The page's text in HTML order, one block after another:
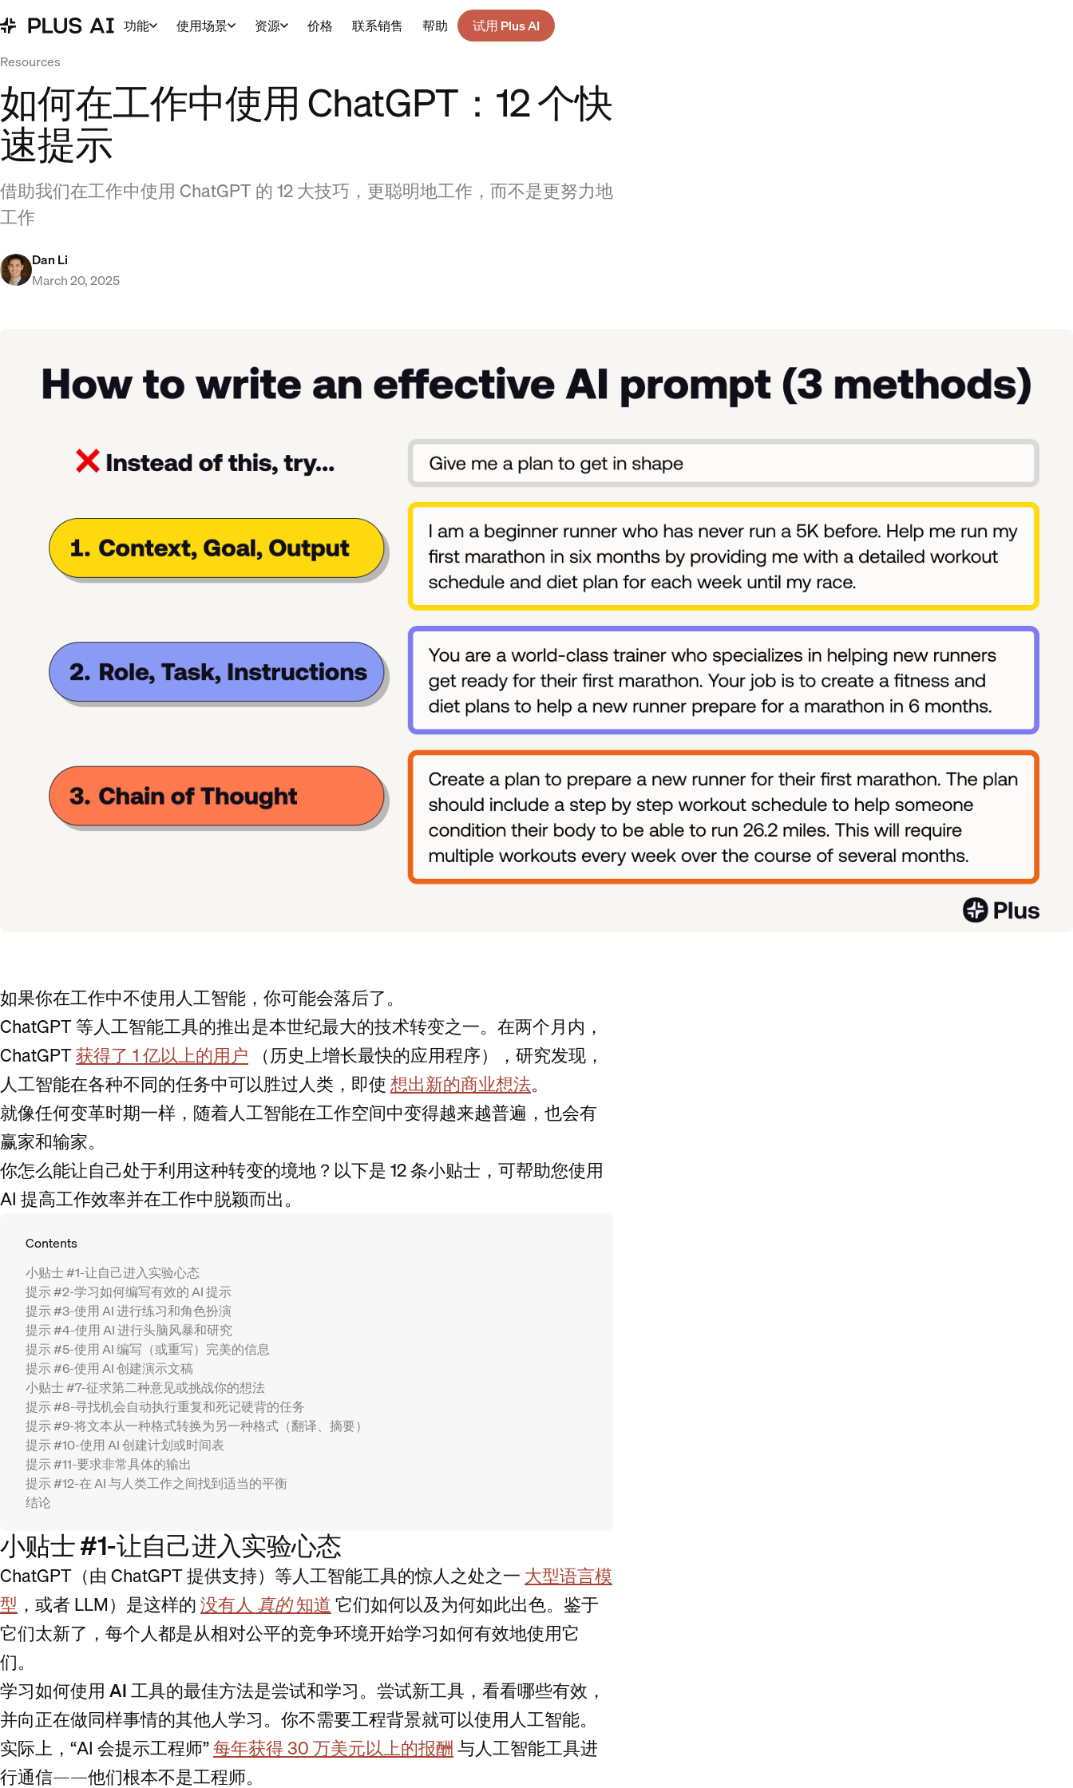
功能 使用场景 资源 价格 联系销售 帮助
试用 Plus AI
Resources
如何在工作中使用 ChatGPT：12 个快
速提示
借助我们在工作中使用 ChatGPT 的 12 大技巧，更聪明地工作，而不是更努力地
工作
Dan Li
March 20, 2025
如果你在工作中不使用人工智能，你可能会落后了。
ChatGPT 等人工智能工具的推出是本世纪最大的技术转变之一。在两个月内，
ChatGPT获得了 1 亿以上的用户 （历史上增长最快的应用程序），研究发现，
人工智能在各种不同的任务中可以胜过人类，即使想出新的商业想法。
就像任何变革时期一样，随着人工智能在工作空间中变得越来越普遍，也会有
赢家和输家。
你怎么能让自己处于利用这种转变的境地？以下是 12 条小贴士，可帮助您使用
AI 提高工作效率并在工作中脱颖而出。
Contents
小贴士 #1-让自己进入实验心态
提示 #2-学习如何编写有效的 AI 提示
提示 #3-使用 AI 进行练习和角色扮演
提示 #4-使用 AI 进行头脑风暴和研究
提示 #5-使用 AI 编写（或重写）完美的信息
提示 #6-使用 AI 创建演示文稿
小贴士 #7-征求第二种意见或挑战你的想法
提示 #8-寻找机会自动执行重复和死记硬背的任务
提示 #9-将文本从一种格式转换为另一种格式（翻译、摘要）
提示 #10-使用 AI 创建计划或时间表
提示 #11-要求非常具体的输出
提示 #12-在 AI 与人类工作之间找到适当的平衡
结论
小贴士 #1-让自己进入实验心态
ChatGPT（由 ChatGPT 提供支持）等人工智能工具的惊人之处之一 大型语言模
型 ，或者 LLM）是这样的没有人真的知道它们如何以及为何如此出色。鉴于
它们太新了，每个人都是从相对公平的竞争环境开始学习如何有效地使用它
们。
学习如何使用 AI 工具的最佳方法是尝试和学习。尝试新工具，看看哪些有效，
并向正在做同样事情的其他人学习。你不需要工程背景就可以使用人工智能。
实际上，“AI 会提示工程师”每年获得 30 万美元以上的报酬与人工智能工具进
行通信——他们根本不是工程师。